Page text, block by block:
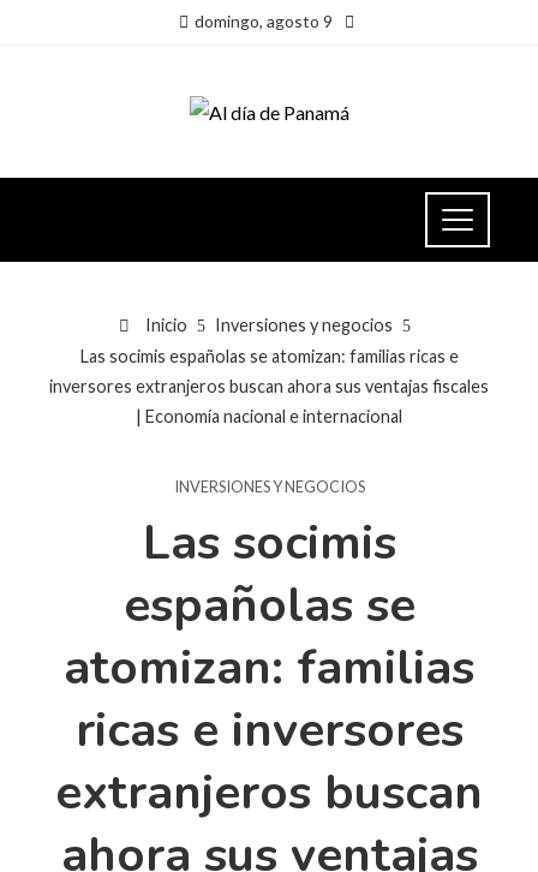
domingo, agosto 9
Inicio
Inversiones y negocios
Las socimis españolas se atomizan: familias ricas e
inversores extranjeros buscan ahora sus ventajas fiscales
| Economía nacional e internacional
INVERSIONES Y NEGOCIOS
Las socimis
españolas se
atomizan: familias
ricas e inversores
extranjeros buscan
ahora sus ventajas